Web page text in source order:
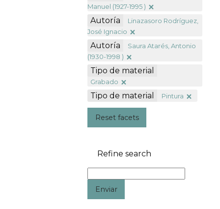
Manuel (1927-1995 )
Autoría
Linazasoro Rodríguez,
José Ignacio
Autoría
Saura Atarés, Antonio
(1930-1998 )
Tipo de material
Grabado
Tipo de material Pintura
Reset facets
Refine search
Enviar